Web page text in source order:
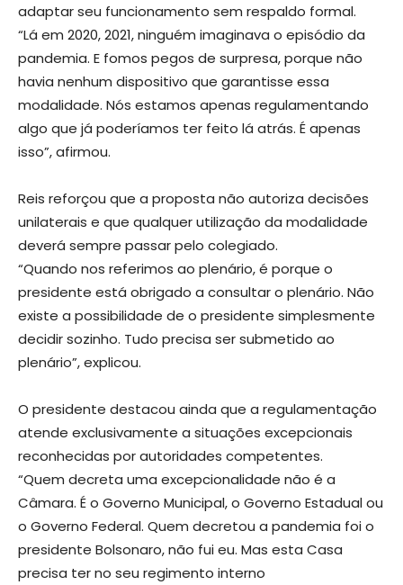
adaptar seu funcionamento sem respaldo formal.
“Lá em 2020, 2021, ninguém imaginava o episódio da
pandemia. E fomos pegos de surpresa, porque não
havia nenhum dispositivo que garantisse essa
modalidade. Nós estamos apenas regulamentando
algo que já poderíamos ter feito lá atrás. É apenas
isso”, afirmou.
Reis reforçou que a proposta não autoriza decisões
unilaterais e que qualquer utilização da modalidade
deverá sempre passar pelo colegiado.
“Quando nos referimos ao plenário, é porque o
presidente está obrigado a consultar o plenário. Não
existe a possibilidade de o presidente simplesmente
decidir sozinho. Tudo precisa ser submetido ao
plenário”, explicou.
O presidente destacou ainda que a regulamentação
atende exclusivamente a situações excepcionais
reconhecidas por autoridades competentes.
“Quem decreta uma excepcionalidade não é a
Câmara. É o Governo Municipal, o Governo Estadual ou
o Governo Federal. Quem decretou a pandemia foi o
presidente Bolsonaro, não fui eu. Mas esta Casa
precisa ter no seu regimento interno